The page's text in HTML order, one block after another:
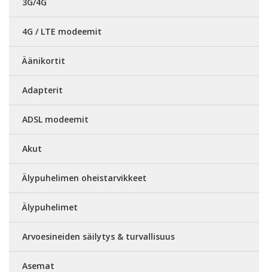
4G / LTE modeemit
Äänikortit
Adapterit
ADSL modeemit
Akut
Älypuhelimen oheistarvikkeet
Älypuhelimet
Arvoesineiden säilytys & turvallisuus
Asemat